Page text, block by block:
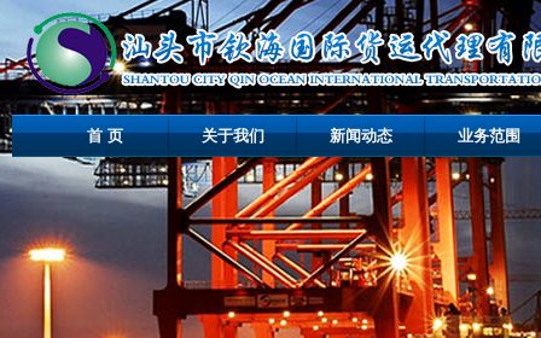
首 页 关于我们 新闻动态 业务范围